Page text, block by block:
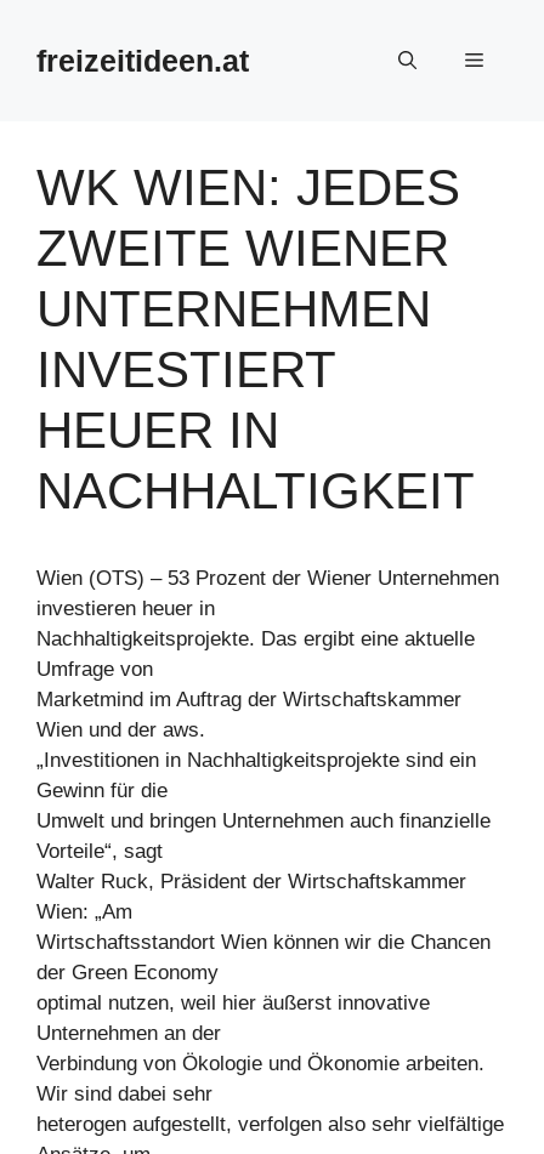
Inhalt
springenfreizeitideen.at Menü
WK WIEN: JEDES
ZWEITE WIENER
UNTERNEHMEN
INVESTIERT
HEUER IN
NACHHALTIGKEIT
Wien (OTS) – 53 Prozent der Wiener Unternehmen
investieren heuer in
Nachhaltigkeitsprojekte. Das ergibt eine aktuelle
Umfrage von
Marketmind im Auftrag der Wirtschaftskammer
Wien und der aws.
„Investitionen in Nachhaltigkeitsprojekte sind ein
Gewinn für die
Umwelt und bringen Unternehmen auch finanzielle
Vorteile“, sagt
Walter Ruck, Präsident der Wirtschaftskammer
Wien: „Am
Wirtschaftsstandort Wien können wir die Chancen
der Green Economy
optimal nutzen, weil hier äußerst innovative
Unternehmen an der
Verbindung von Ökologie und Ökonomie arbeiten.
Wir sind dabei sehr
heterogen aufgestellt, verfolgen also sehr vielfältige